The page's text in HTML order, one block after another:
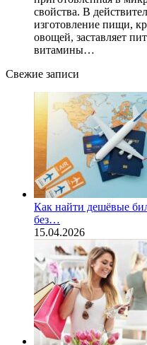
свойства. В
изготовление пищи,
овощей, заставляет
витамины…
Свежие записи
Как найти дешёвые
без…
15.04.2026